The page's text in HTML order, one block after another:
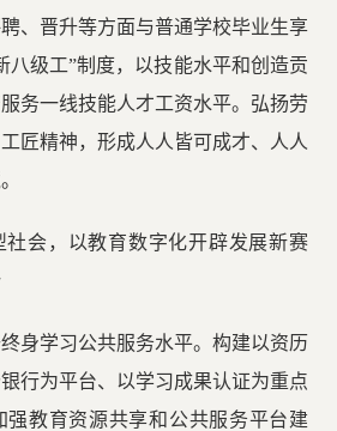
、晋升等方面与普通学校毕业生享
八级工”制度，以技能水平和创造贡
务一线技能人才工资水平。弘扬劳
匠精神，形成人人皆可成才、人人
社会，以教育数字化开辟发展新赛
终身学习公共服务水平。构建以资历
行为平台、以学习成果认证为重点
强教育资源共享和公共服务平台建